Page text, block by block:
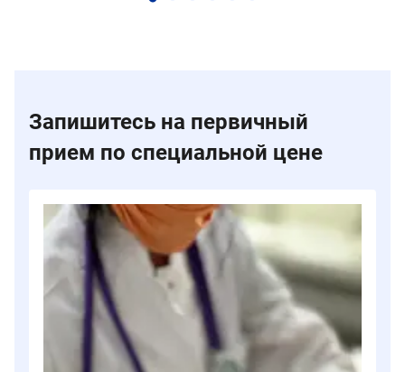
Запишитесь на первичный
прием по специальной цене